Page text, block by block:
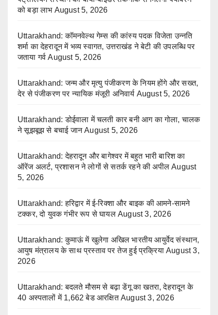
को बड़ा लाभ August 5, 2026
Uttarakhand: कॉमनवेल्थ गेम्स की कांस्य पदक विजेता उन्नति
शर्मा का देहरादून में भव्य स्वागत, उत्तराखंड ने बेटी की उपलब्धि पर
जताया गर्व August 5, 2026
Uttarakhand: जन्म और मृत्यु पंजीकरण के नियम होंगे और सख्त,
देर से पंजीकरण पर न्यायिक मंजूरी अनिवार्य August 5, 2026
Uttarakhand: डोईवाला में चलती कार बनी आग का गोला, चालक
ने सूझबूझ से बचाई जान August 5, 2026
Uttarakhand: देहरादून और बागेश्वर में बहुत भारी बारिश का
ऑरेंज अलर्ट, प्रशासन ने लोगों से सतर्क रहने की अपील August
5, 2026
Uttarakhand: हरिद्वार में ई-रिक्शा और बाइक की आमने-सामने
टक्कर, दो युवक गंभीर रूप से घायल August 3, 2026
Uttarakhand: कुमाऊं में खुलेगा अखिल भारतीय आयुर्वेद संस्थान,
आयुष मंत्रालय के साथ प्रस्ताव पर तेज हुई प्रक्रिया August 3,
2026
Uttarakhand: बदलते मौसम से बढ़ा डेंगू का खतरा, देहरादून के
40 अस्पतालों में 1,662 बेड आरक्षित August 3, 2026